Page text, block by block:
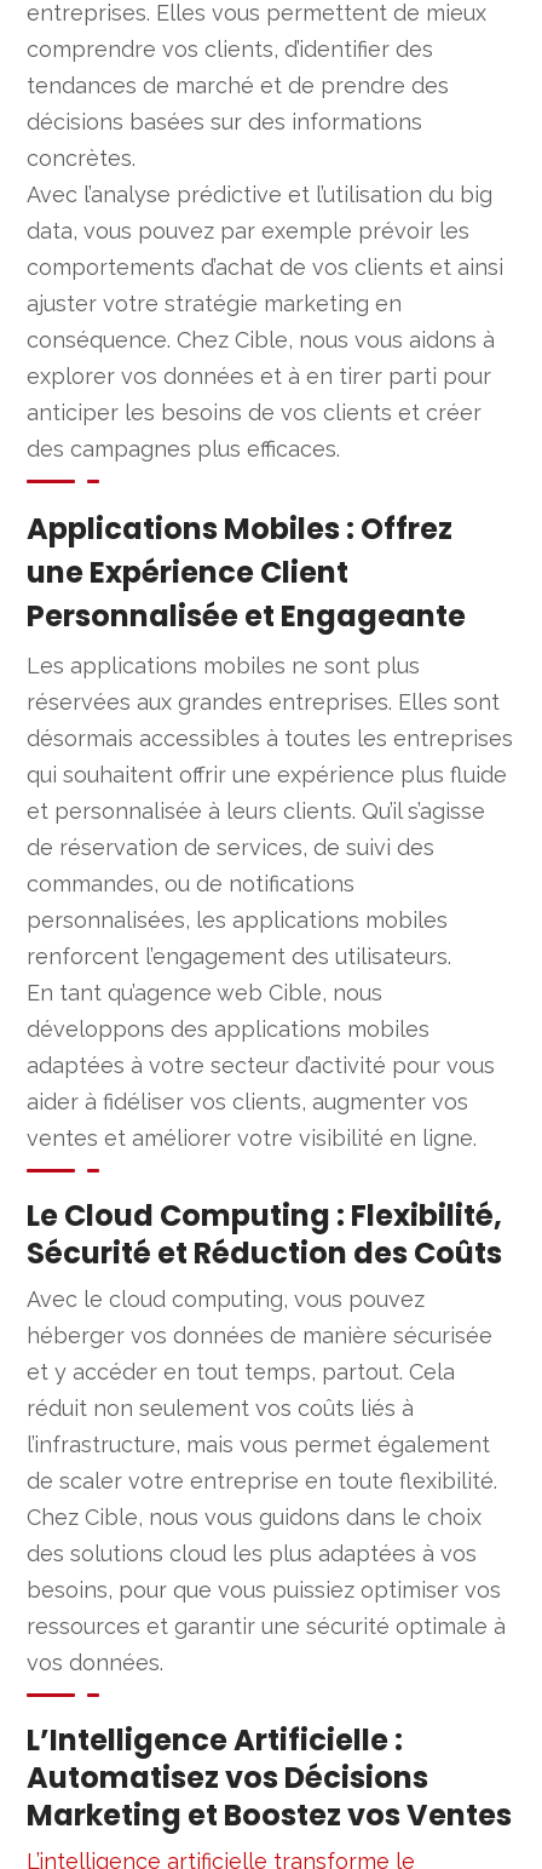
entreprises. Elles vous permettent de mieux
comprendre vos clients, d’identifier des
tendances de marché et de prendre des
décisions basées sur des informations
concrètes.
Avec l’analyse prédictive et l’utilisation du big
data, vous pouvez par exemple prévoir les
comportements d’achat de vos clients et ainsi
ajuster votre stratégie marketing en
conséquence. Chez Cible, nous vous aidons à
explorer vos données et à en tirer parti pour
anticiper les besoins de vos clients et créer
des campagnes plus efficaces.
Applications Mobiles : Offrez
une Expérience Client
Personnalisée et Engageante
Les applications mobiles ne sont plus
réservées aux grandes entreprises. Elles sont
désormais accessibles à toutes les entreprises
qui souhaitent offrir une expérience plus fluide
et personnalisée à leurs clients. Qu’il s’agisse
de réservation de services, de suivi des
commandes, ou de notifications
personnalisées, les applications mobiles
renforcent l’engagement des utilisateurs.
En tant qu’agence web Cible, nous
développons des applications mobiles
adaptées à votre secteur d’activité pour vous
aider à fidéliser vos clients, augmenter vos
ventes et améliorer votre visibilité en ligne.
Le Cloud Computing : Flexibilité,
Sécurité et Réduction des Coûts
Avec le cloud computing, vous pouvez
héberger vos données de manière sécurisée
et y accéder en tout temps, partout. Cela
réduit non seulement vos coûts liés à
l’infrastructure, mais vous permet également
de scaler votre entreprise en toute flexibilité.
Chez Cible, nous vous guidons dans le choix
des solutions cloud les plus adaptées à vos
besoins, pour que vous puissiez optimiser vos
ressources et garantir une sécurité optimale à
vos données.
L’Intelligence Artificielle :
Automatisez vos Décisions
Marketing et Boostez vos Ventes
L’intelligence artificielle transforme le